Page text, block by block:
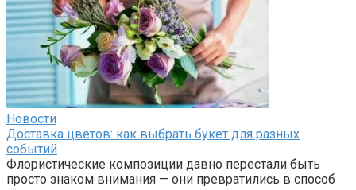
Новости
Доставка цветов: как выбрать букет для разных
событий
Флористические композиции давно перестали быть
просто знаком внимания — они превратились в способ